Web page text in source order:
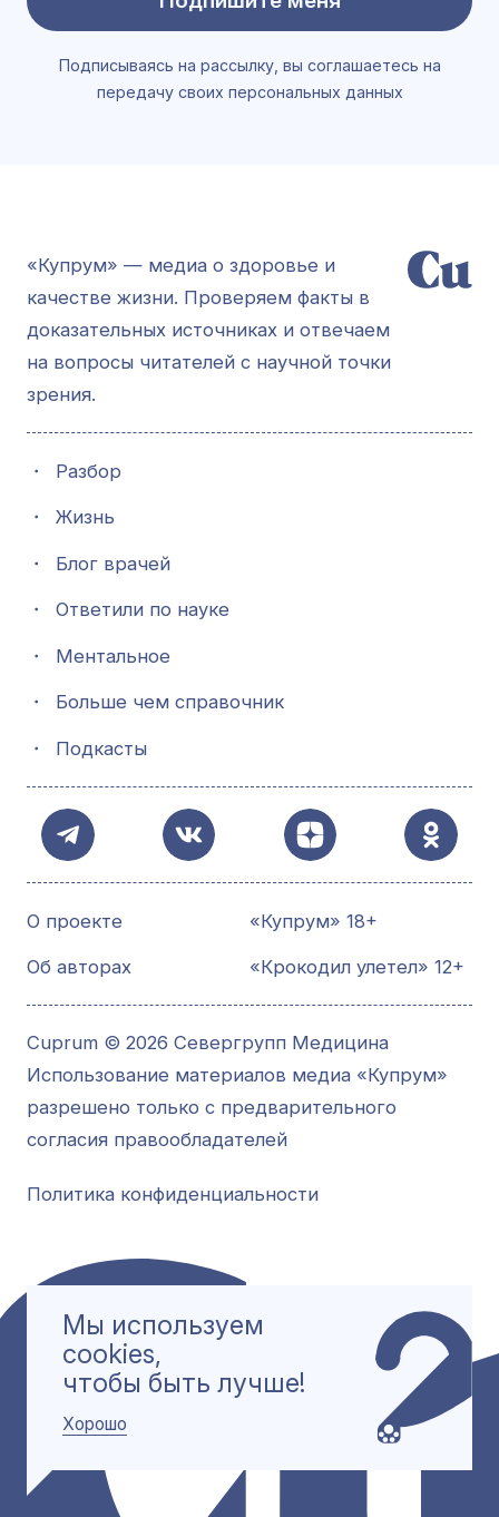
Мы используем
cookies,
чтобы быть лучше!
Хорошо
Подписываясь на рассылку, вы соглашаетесь на
передачу своих персональных данных
«Купрум» — медиа о здоровье и
качестве жизни. Проверяем факты в
доказательных источниках и отвечаем
на вопросы читателей с научной точки
зрения.
・ Разбор
・ Жизнь
・ Блог врачей
・ Ответили по науке
・ Ментальное
・ Больше чем справочник
・ Подкасты
О проекте
Об авторах
«Купрум» 18+
«Крокодил улетел» 12+
Cuprum © 2026 Севергрупп Медицина
Использование материалов медиа «Купрум»
разрешено только с предварительного
согласия правообладателей
Политика конфиденциальности